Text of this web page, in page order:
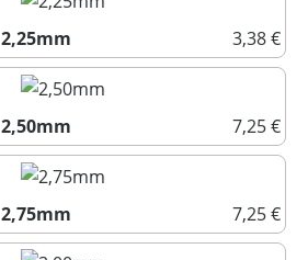
2,25mm
3,38 €
2,25mm
2,50mm
7,25 €
2,50mm
2,75mm
7,25 €
2,75mm